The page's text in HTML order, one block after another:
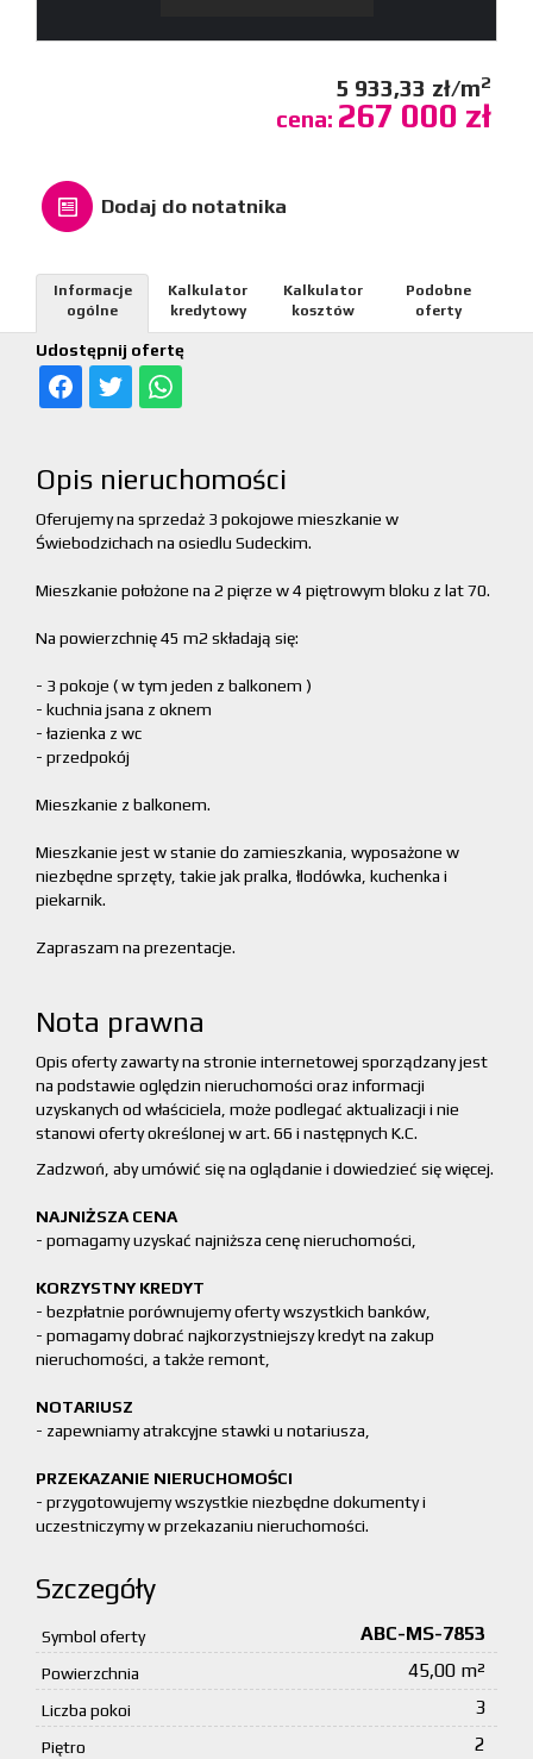
5 933,33 zł/m2
cena: 267 000 zł
Dodaj do notatnika
Udostępnij ofertę
Informacje
ogólne
Kalkulator
kredytowy
Kalkulator
kosztów
Podobne
oferty
Opis nieruchomości
Oferujemy na sprzedaż 3 pokojowe mieszkanie w
Świebodzichach na osiedlu Sudeckim.
Mieszkanie położone na 2 pięrze w 4 piętrowym bloku z lat 70.
Na powierzchnię 45 m2 składają się:
- 3 pokoje ( w tym jeden z balkonem )
- kuchnia jsana z oknem
- łazienka z wc
- przedpokój
Mieszkanie z balkonem.
Mieszkanie jest w stanie do zamieszkania, wyposażone w
niezbędne sprzęty, takie jak pralka, łlodówka, kuchenka i
piekarnik.
Zapraszam na prezentacje.
Nota prawna
Opis oferty zawarty na stronie internetowej sporządzany jest
na podstawie oględzin nieruchomości oraz informacji
uzyskanych od właściciela, może podlegać aktualizacji i nie
stanowi oferty określonej w art. 66 i następnych K.C.
Zadzwoń, aby umówić się na oglądanie i dowiedzieć się więcej.
NAJNIŻSZA CENA
- pomagamy uzyskać najniższa cenę nieruchomości,
KORZYSTNY KREDYT
- bezpłatnie porównujemy oferty wszystkich banków,
- pomagamy dobrać najkorzystniejszy kredyt na zakup
nieruchomości, a także remont,
NOTARIUSZ
- zapewniamy atrakcyjne stawki u notariusza,
PRZEKAZANIE NIERUCHOMOŚCI
- przygotowujemy wszystkie niezbędne dokumenty i
uczestniczymy w przekazaniu nieruchomości.
Szczegóły
Symbol oferty ABC-MS-7853
Powierzchnia 45,00 m²
Liczba pokoi 3
Piętro 2